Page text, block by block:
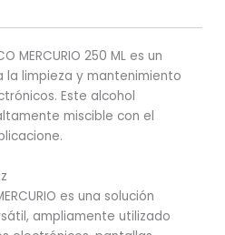
MERCURIO 250 ML es un
la limpieza y mantenimiento
Este alcohol
miscible con el
es una solución
ampliamente utilizado